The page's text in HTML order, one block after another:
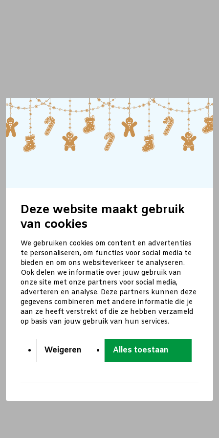
Deze website maakt gebruik
van cookies
We gebruiken cookies om content en advertenties
te personaliseren, om functies voor social media te
bieden en om ons websiteverkeer te analyseren.
Ook delen we informatie over jouw gebruik van
onze site met onze partners voor social media,
adverteren en analyse. Deze partners kunnen deze
gegevens combineren met andere informatie die je
aan ze heeft verstrekt of die ze hebben verzameld
op basis van jouw gebruik van hun services.
Weigeren Alles toestaan